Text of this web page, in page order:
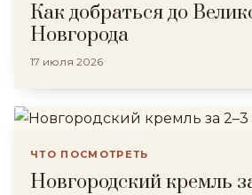
Как добраться до
Новгорода
17 июля 2026
ЧТО ПОСМОТРЕТЬ
Новгородский кремль